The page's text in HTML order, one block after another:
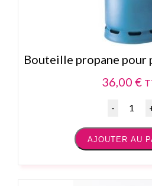
Bouteille propane pour
36,00 €
Quantité
AJOUTER AU